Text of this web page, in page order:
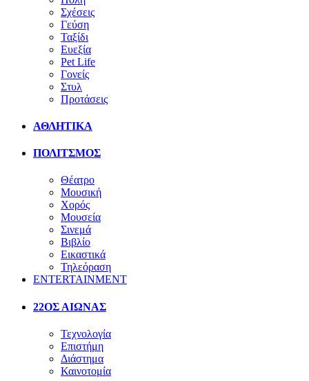
Σχέσεις
Γεύση
Ταξίδι
Ευεξία
Pet Life
Γονείς
Στυλ
Προτάσεις
ΑΘΛΗΤΙΚΑ
ΠΟΛΙΤΣΜΟΣ
Θέατρο
Μουσική
Χορός
Μουσεία
Σινεμά
Βιβλίο
Εικαστικά
Τηλεόραση
ENTERTAINMENT
22ΟΣ ΑΙΩΝΑΣ
Τεχνολογία
Επιστήμη
Διάστημα
Καινοτομία